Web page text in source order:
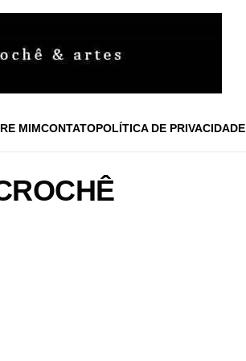
MIMCONTATOPOLÍTICA DE PRIVACIDADE